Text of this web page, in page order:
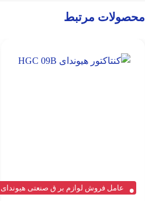
محصولات مرتبط
عامل فروش لوازم بر ق صنعتی هیوندای